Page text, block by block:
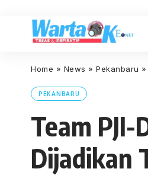
Home » News » Pekanbaru »
PEKANBARU
Team
Dijadikan